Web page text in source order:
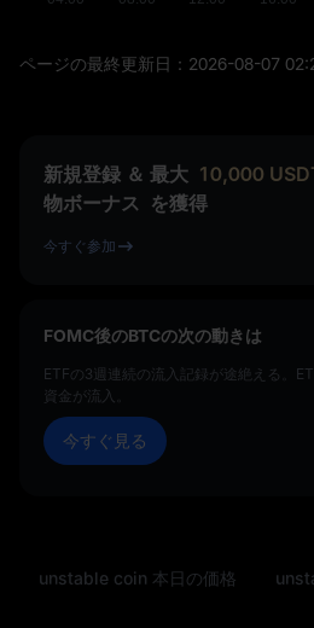
ページの最終更新日： 2026-08-07
新規登録 ＆ 最大 10,000
物ボーナス を獲得
今すぐ参加
FOMC後のBTCの次の動きは
ETFの3週連続の流入記録が途絶える。
資金が流入。
今すぐ見る
unstable coin 本日の価格